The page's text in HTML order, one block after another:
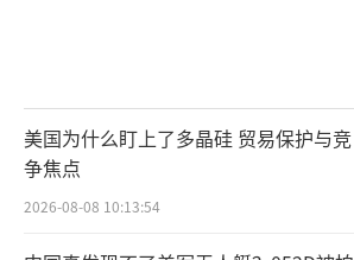
美国为什么盯上了多晶硅 贸易保护与竞
争焦点
2026-08-08 10:13:54